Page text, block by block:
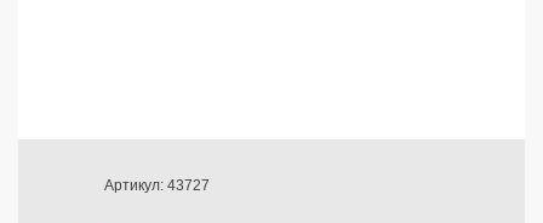
Артикул: 43727